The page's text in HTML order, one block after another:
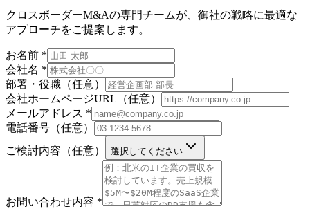
クロスボーダーM&Aの専門チームが、御社の戦略に最適な
アプローチをご提案します。
お名前 *
会社名 *
部署・役職（任意）
会社ホームページURL（任意）
メールアドレス *
電話番号（任意）
ご検討内容（任意）
選択してください
お問い合わせ内容 *